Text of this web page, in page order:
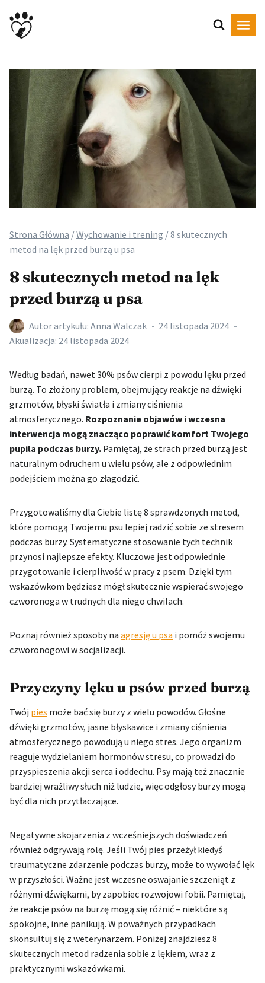
treści
Strona Główna /Wychowanie i trening /8 skutecznych
metod na lęk przed burzą u psa
8 skutecznych metod na lęk
przed burzą u psa
Autor artykułu: Anna Walczak
24 listopada 2024
Akualizacja: 24 listopada 2024
Według badań, nawet 30% psów cierpi z powodu lęku przed
burzą. To złożony problem, obejmujący reakcje na dźwięki
grzmotów, błyski światła i zmiany ciśnienia
atmosferycznego. Rozpoznanie objawów i wczesna
interwencja mogą znacząco poprawić komfort Twojego
pupila podczas burzy. Pamiętaj, że strach przed burzą jest
naturalnym odruchem u wielu psów, ale z odpowiednim
podejściem można go złagodzić.
Przygotowaliśmy dla Ciebie listę 8 sprawdzonych metod,
które pomogą Twojemu psu lepiej radzić sobie ze stresem
podczas burzy. Systematyczne stosowanie tych technik
przynosi najlepsze efekty. Kluczowe jest odpowiednie
przygotowanie i cierpliwość w pracy z psem. Dzięki tym
wskazówkom będziesz mógł skutecznie wspierać swojego
czworonoga w trudnych dla niego chwilach.
Poznaj również sposoby na agresję u psa i pomóż swojemu
czworonogowi w socjalizacji.
Przyczyny lęku u psów przed burzą
Twój pies może bać się burzy z wielu powodów. Głośne
dźwięki grzmotów, jasne błyskawice i zmiany ciśnienia
atmosferycznego powodują u niego stres. Jego organizm
reaguje wydzielaniem hormonów stresu, co prowadzi do
przyspieszenia akcji serca i oddechu. Psy mają też znacznie
bardziej wrażliwy słuch niż ludzie, więc odgłosy burzy mogą
być dla nich przytłaczające.
Negatywne skojarzenia z wcześniejszych doświadczeń
również odgrywają rolę. Jeśli Twój pies przeżył kiedyś
traumatyczne zdarzenie podczas burzy, może to wywołać lęk
w przyszłości. Ważne jest wczesne oswajanie szczeniąt z
różnymi dźwiękami, by zapobiec rozwojowi fobii. Pamiętaj,
że reakcje psów na burzę mogą się różnić – niektóre są
spokojne, inne panikują. W poważnych przypadkach
skonsultuj się z weterynarzem. Poniżej znajdziesz 8
skutecznych metod radzenia sobie z lękiem, wraz z
praktycznymi wskazówkami.